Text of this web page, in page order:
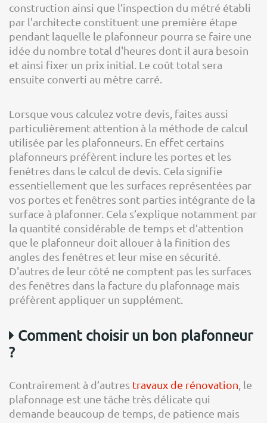
construction ainsi que l’inspection du métré établi
par l'architecte constituent une première étape
pendant laquelle le plafonneur pourra se faire une
idée du nombre total d'heures dont il aura besoin
et ainsi fixer un prix initial. Le coût total sera
ensuite converti au mètre carré.
Lorsque vous calculez votre devis, faites aussi
particulièrement attention à la méthode de calcul
utilisée par les plafonneurs. En effet certains
plafonneurs préfèrent inclure les portes et les
fenêtres dans le calcul de devis. Cela signifie
essentiellement que les surfaces représentées par
vos portes et fenêtres sont parties intégrante de la
surface à plafonner. Cela s’explique notamment par
la quantité considérable de temps et d’attention
que le plafonneur doit allouer à la finition des
angles des fenêtres et leur mise en sécurité.
D'autres de leur côté ne comptent pas les surfaces
des fenêtres dans la facture du plafonnage mais
préfèrent appliquer un supplément.
Comment choisir un bon plafonneur
?
Contrairement à d’autres travaux de rénovation , le
plafonnage est une tâche très délicate qui
demande beaucoup de temps, de patience mais